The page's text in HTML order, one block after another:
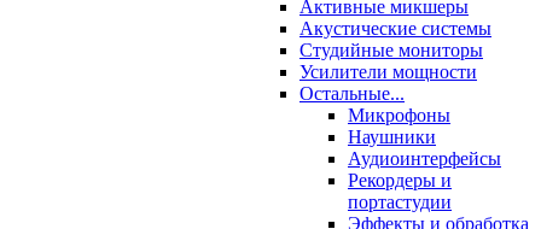
Активные микшеры
Акустические системы
Студийные мониторы
Усилители мощности
Остальные...
Микрофоны
Наушники
Аудиоинтерфейсы
Рекордеры и
портастудии
Эффекты и обработка